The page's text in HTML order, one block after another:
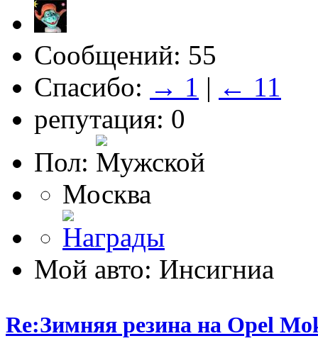
Сообщений: 55
Спасибо: → 1 | ← 11
репутация: 0
Пол:
Москва
Мой авто: Инсигниа
Re:Зимняя резина на Opel